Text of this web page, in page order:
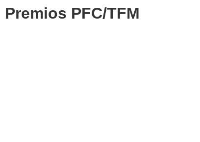
Premios PFC/TFM